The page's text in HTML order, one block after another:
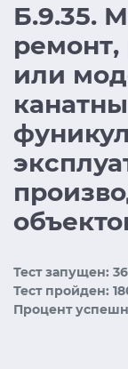
Б.9.35.
ремонт,
или
Тест запущен:
Тест пройден:
Процент